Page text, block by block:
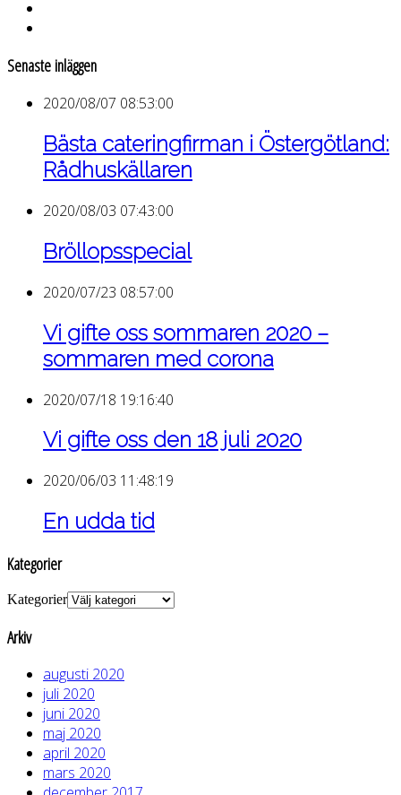
Senaste inläggen
2020/08/07 08:53:00
Bästa cateringfirman i Östergötland:
Rådhuskällaren
2020/08/03 07:43:00
Bröllopsspecial
2020/07/23 08:57:00
Vi gifte oss sommaren 2020 –
sommaren med corona
2020/07/18 19:16:40
Vi gifte oss den 18 juli 2020
2020/06/03 11:48:19
En udda tid
Kategorier
Kategorier
Arkiv
augusti 2020
juli 2020
juni 2020
maj 2020
april 2020
mars 2020